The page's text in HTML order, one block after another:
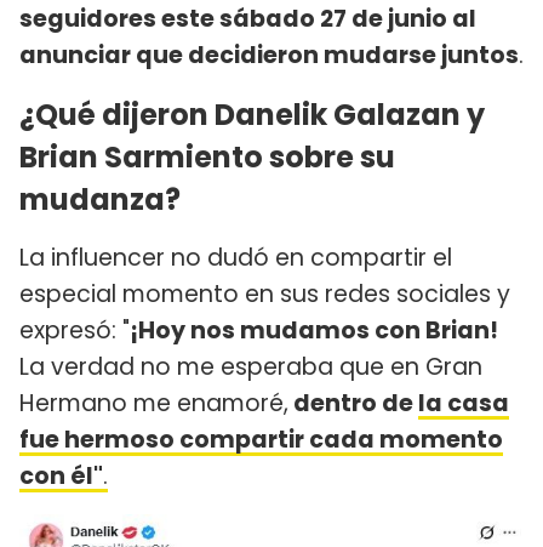
seguidores este sábado 27 de junio al
anunciar que decidieron mudarse juntos.
¿Qué dijeron Danelik Galazan y
Brian Sarmiento sobre su
mudanza?
La influencer no dudó en compartir el
especial momento en sus redes sociales y
expresó: "¡Hoy nos mudamos con Brian!
La verdad no me esperaba que en Gran
Hermano me enamoré, dentro dela casa
fue hermoso compartir cada momento
con él".